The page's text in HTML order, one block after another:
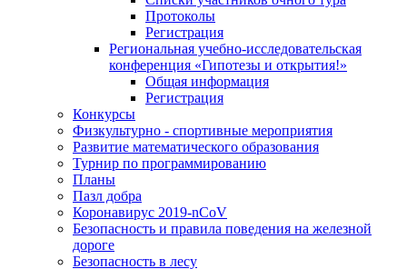
Протоколы
Регистрация
Региональная учебно-исследовательская
конференция «Гипотезы и открытия!»
Общая информация
Регистрация
Конкурсы
Физкультурно - спортивные мероприятия
Развитие математического образования
Турнир по программированию
Планы
Пазл добра
Коронавирус 2019-nCoV
Безопасность и правила поведения на железной
дороге
Безопасность в лесу